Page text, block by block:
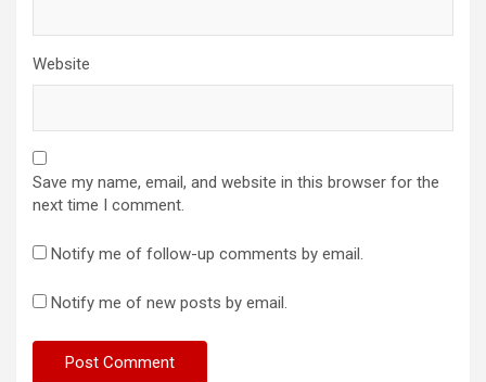
Website
Save my name, email, and website in this browser for the
next time I comment.
Notify me of follow-up comments by email.
Notify me of new posts by email.